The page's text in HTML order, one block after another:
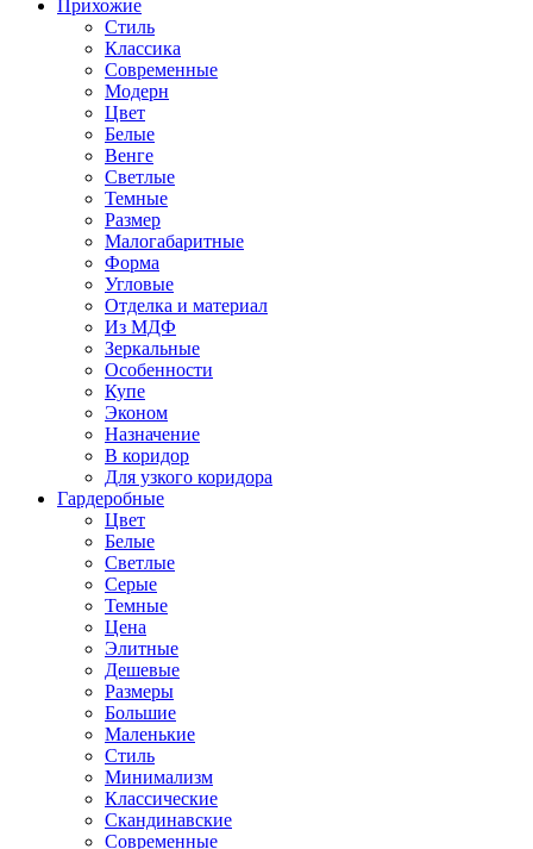
Прихожие
Стиль
Классика
Современные
Модерн
Цвет
Белые
Венге
Светлые
Темные
Размер
Малогабаритные
Форма
Угловые
Отделка и материал
Из МДФ
Зеркальные
Особенности
Купе
Эконом
Назначение
В коридор
Для узкого коридора
Гардеробные
Цвет
Белые
Светлые
Серые
Темные
Цена
Элитные
Дешевые
Размеры
Большие
Маленькие
Стиль
Минимализм
Классические
Скандинавские
Современные